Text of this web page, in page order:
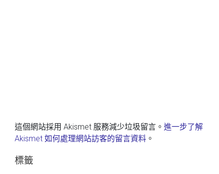
這個網站採用 Akismet 服務減少垃圾留言。 進一步了解
Akismet 如何處理網站訪客的留言資料 。
標籤